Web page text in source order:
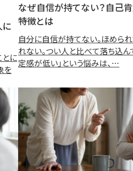
に
とに
を
なぜ自信が持てない？自己
特徴とは
自分に自信が持てない。ほめら
れない。つい人と比べて落ち込ん
定感が低い」という悩みは、…